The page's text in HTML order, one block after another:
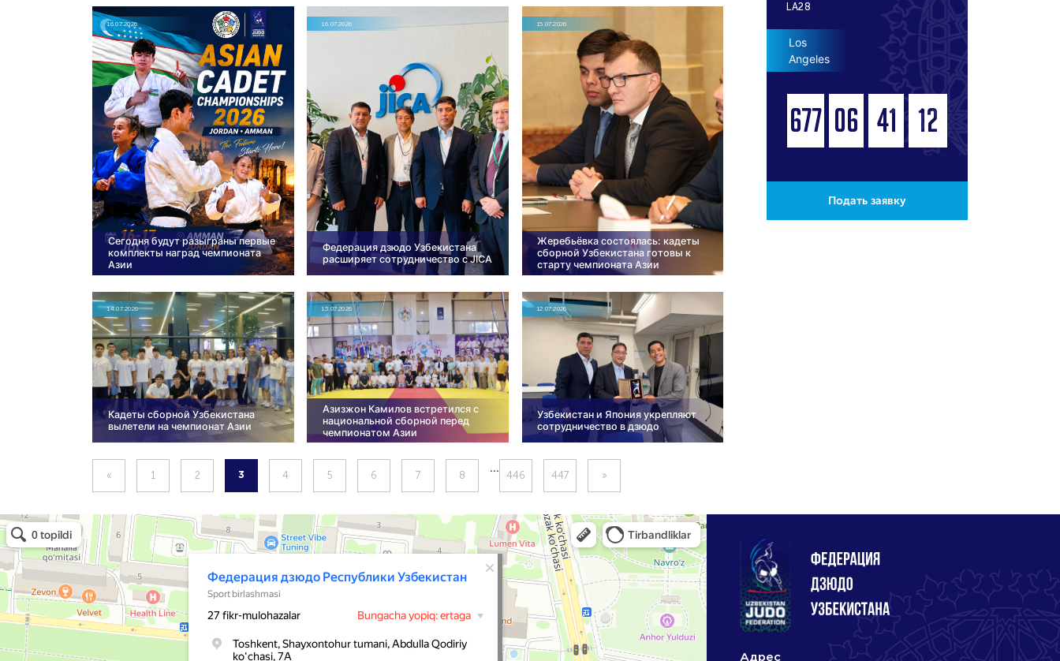
16.07.2026
Сегодня будут разыграны первые
комплекты наград чемпионата
Азии
16.07.2026
Федерация дзюдо Узбекистана
расширяет сотрудничество с JICA
15.07.2026
Жеребьёвка состоялась: кадеты
сборной Узбекистана готовы к
старту чемпионата Азии
14.07.2026
Кадеты сборной Узбекистана
вылетели на чемпионат Азии
13.07.2026
Азизжон Камилов встретился с
национальной сборной перед
чемпионатом Азии
12.07.2026
Узбекистан и Япония укрепляют
сотрудничество в дзюдо
LA28
Los
Angeles
677 06 41 11
СЕКУНД
Подать заявку
« 1 2 3 4 5 6 7 8
...
446 447 »
Адрес